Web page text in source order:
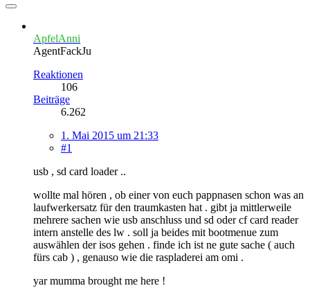
ApfelAnni
AgentFackJu
Reaktionen
106
Beiträge
6.262
1. Mai 2015 um 21:33
#1
usb , sd card loader ..
wollte mal hören , ob einer von euch pappnasen schon was an
laufwerkersatz für den traumkasten hat . gibt ja mittlerweile
mehrere sachen wie usb anschluss und sd oder cf card reader
intern anstelle des lw . soll ja beides mit bootmenue zum
auswählen der isos gehen . finde ich ist ne gute sache ( auch
fürs cab ) , genauso wie die raspladerei am omi .
yar mumma brought me here !